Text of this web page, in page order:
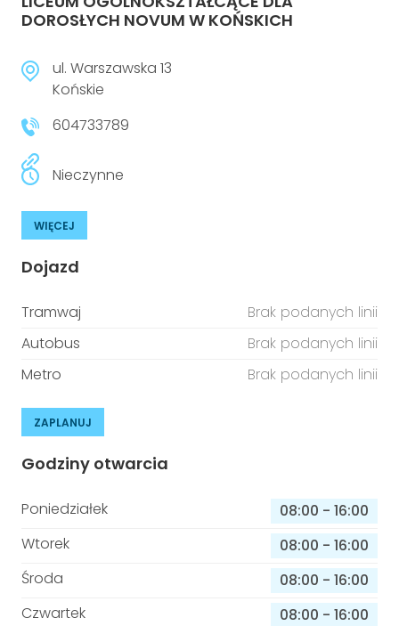
DOROSŁYCH NOVUM W KOŃSKICH
ul. Warszawska 13
Końskie
604733789
Nieczynne
WIĘCEJ
Dojazd
Tramwaj
Brak podanych linii
Autobus
Brak podanych linii
Metro
Brak podanych linii
ZAPLANUJ
Godziny otwarcia
Poniedziałek 08:00 - 16:00
Wtorek
08:00 - 16:00
Środa
08:00 - 16:00
Czwartek
08:00 - 16:00